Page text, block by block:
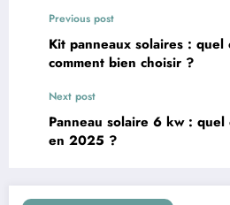
Previous post
Kit panneaux solaires :
comment bien choisir ?
Next post
Panneau solaire 6 kw :
en 2025 ?